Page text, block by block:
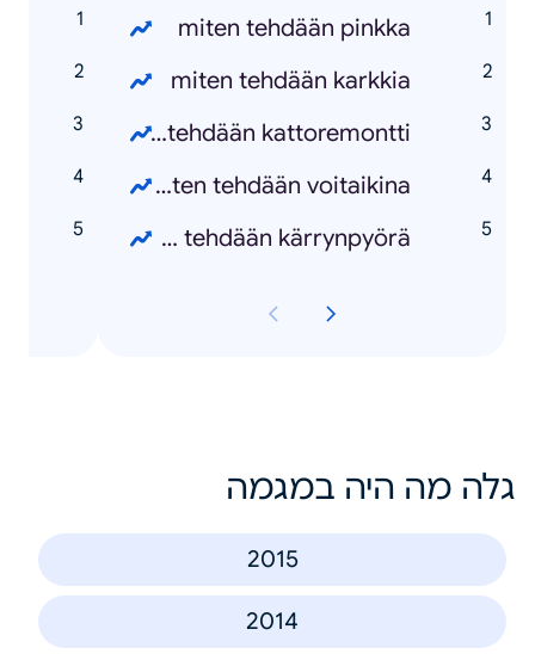
miten tehdään pinkka
miten tehdään karkkia
miten tehdään kattoremontti
miten tehdään voitaikina
miten tehdään kärrynpyörä
גלה מה היה במגמה
2015
2014